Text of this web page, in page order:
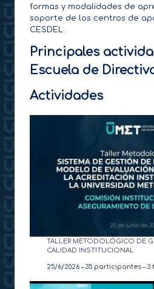
d
o
formas y modalidades de
soporte de los centros de
CESDEL.
Principales
Escuela de
Actividades
TALLER METODOLÓGICO DE
CALIDAD INSTITUCIONAL
25/6/2026 – 35 participantes – 3